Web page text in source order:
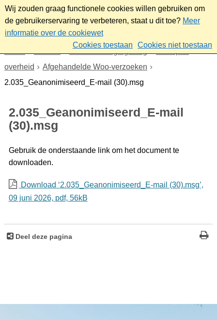
Wij zouden graag functionele cookies willen gebruiken om
de gebruikerservaring te verbeteren, staat u dit toe? Meer
informatie over de cookiewet
Cookies toestaan
Cookies niet toestaan
Beleid- en regelgeving
Wet open
overheid
Afgehandelde Woo-verzoeken
2.035_Geanonimiseerd_E-mail (30).msg
2.035_Geanonimiseerd_E-mail
(30).msg
Gebruik de onderstaande link om het document te
downloaden.
Download ‘2.035_Geanonimiseerd_E-mail (30).msg’,
09 juni 2026, pdf, 56kB
Deel deze pagina